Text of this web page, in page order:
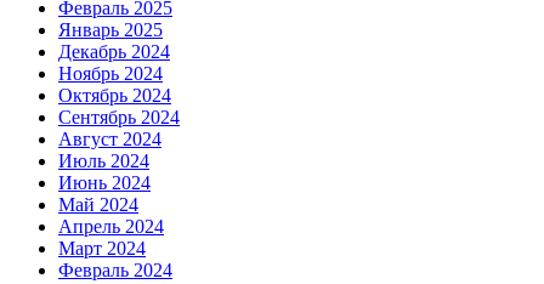
Февраль 2025
Январь 2025
Декабрь 2024
Ноябрь 2024
Октябрь 2024
Сентябрь 2024
Август 2024
Июль 2024
Июнь 2024
Май 2024
Апрель 2024
Март 2024
Февраль 2024